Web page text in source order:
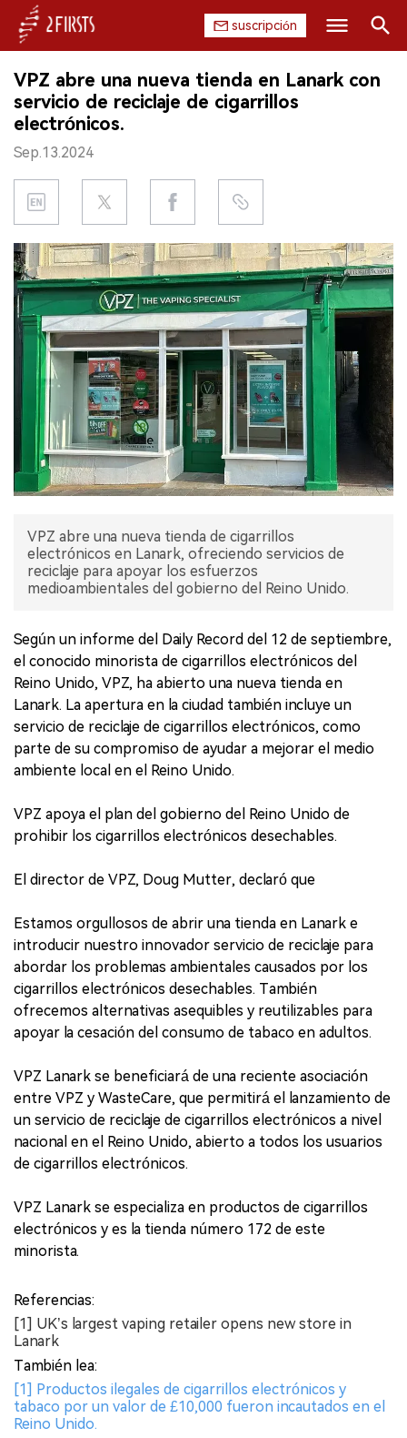
suscripción
INICIO
EMPRESA
PRODUCTO
REGULACIÓN
CHINA
DATOS
EXPOSICIÓN
ENTREVISTA
Buscar
VPZ abre una nueva tienda en Lanark con
servicio de reciclaje de cigarrillos
electrónicos.
Sep.13.2024
VPZ abre una nueva tienda de cigarrillos
electrónicos en Lanark, ofreciendo servicios de
reciclaje para apoyar los esfuerzos
medioambientales del gobierno del Reino Unido.
Según un informe del Daily Record del 12 de septiembre,
el conocido minorista de cigarrillos electrónicos del
Reino Unido, VPZ, ha abierto una nueva tienda en
Lanark. La apertura en la ciudad también incluye un
servicio de reciclaje de cigarrillos electrónicos, como
parte de su compromiso de ayudar a mejorar el medio
ambiente local en el Reino Unido.
VPZ apoya el plan del gobierno del Reino Unido de
prohibir los cigarrillos electrónicos desechables.
El director de VPZ, Doug Mutter, declaró que
Estamos orgullosos de abrir una tienda en Lanark e
introducir nuestro innovador servicio de reciclaje para
abordar los problemas ambientales causados por los
cigarrillos electrónicos desechables. También
ofrecemos alternativas asequibles y reutilizables para
apoyar la cesación del consumo de tabaco en adultos.
VPZ Lanark se beneficiará de una reciente asociación
entre VPZ y WasteCare, que permitirá el lanzamiento de
un servicio de reciclaje de cigarrillos electrónicos a nivel
nacional en el Reino Unido, abierto a todos los usuarios
de cigarrillos electrónicos.
VPZ Lanark se especializa en productos de cigarrillos
electrónicos y es la tienda número 172 de este
minorista.
Referencias:
[1] UK’s largest vaping retailer opens new store in
Lanark
También lea:
[1] Productos ilegales de cigarrillos electrónicos y
tabaco por un valor de £10,000 fueron incautados en el
Reino Unido.